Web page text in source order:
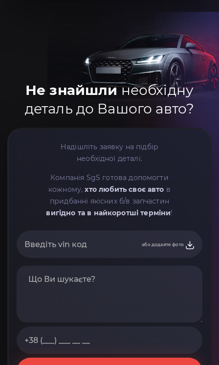
Не знайшлинеобхідну
деталь до Вашого авто?
Надішліть заявку на підбір
необхідної деталі.
Компанія SgS готова допомогти
кожному,хто любить своє авто в
придбанні якісних б/в запчастин
вигідно та в найкоротші терміни!
або додайте фото